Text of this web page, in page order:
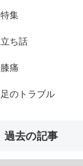
特集
立ち話
膝痛
足のトラブル
過去の記事